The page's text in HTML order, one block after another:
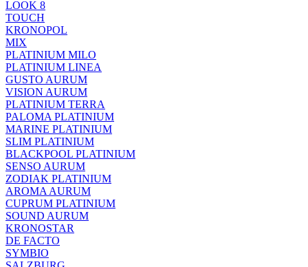
LOOK 8
TOUCH
KRONOPOL
MIX
PLATINIUM MILO
PLATINIUM LINEA
GUSTO AURUM
VISION AURUM
PLATINIUM TERRA
PALOMA PLATINIUM
MARINE PLATINIUM
SLIM PLATINIUM
BLACKPOOL PLATINIUM
SENSO AURUM
ZODIAK PLATINIUM
AROMA AURUM
CUPRUM PLATINIUM
SOUND AURUM
KRONOSTAR
DE FACTO
SYMBIO